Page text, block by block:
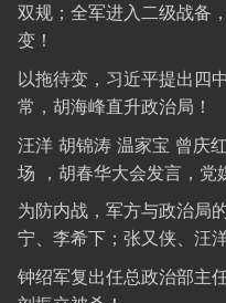
双规；全军进入二级战备
变！
以拖待变，习近平提出四
常，胡海峰直升政治局！
汪洋 胡锦涛 温家宝 曾庆
场 ，胡春华大会发言，党
为防内战，军方与政治局
宁、李希下；张又侠、汪
钟绍军复出任总政治部主